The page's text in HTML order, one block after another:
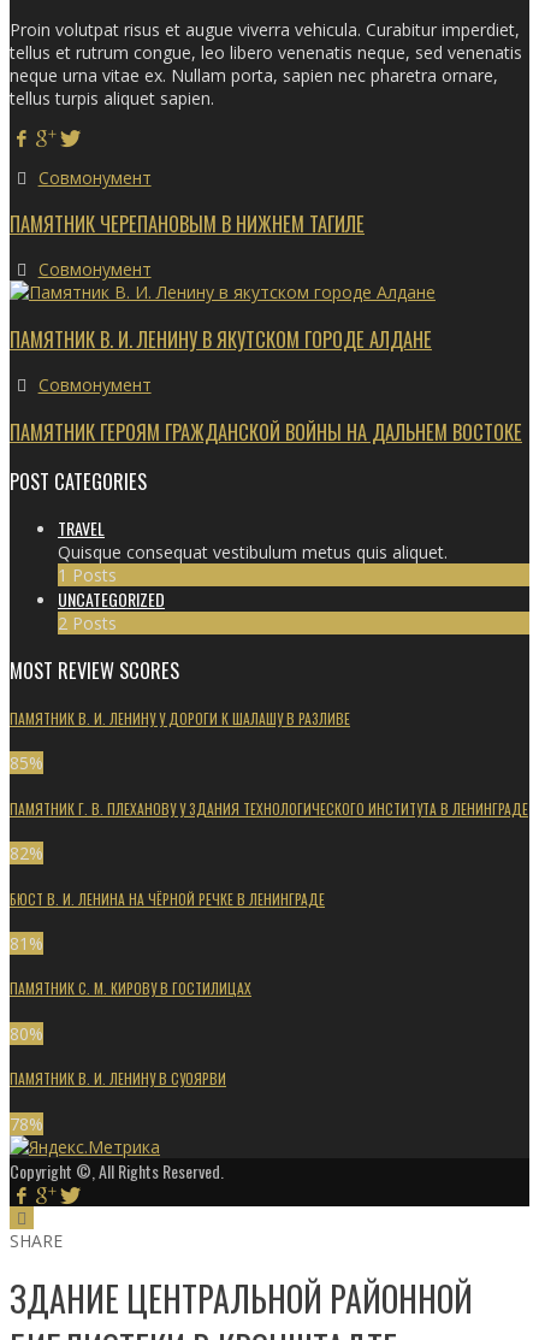
Proin volutpat risus et augue viverra vehicula. Curabitur imperdiet,
tellus et rutrum congue, leo libero venenatis neque, sed venenatis
neque urna vitae ex. Nullam porta, sapien nec pharetra ornare,
tellus turpis aliquet sapien.
Совмонумент
ПАМЯТНИК ЧЕРЕПАНОВЫМ В НИЖНЕМ ТАГИЛЕ
Совмонумент
ПАМЯТНИК В. И. ЛЕНИНУ В ЯКУТСКОМ ГОРОДЕ АЛДАНЕ
Совмонумент
ПАМЯТНИК ГЕРОЯМ ГРАЖДАНСКОЙ ВОЙНЫ НА ДАЛЬНЕМ ВОСТОКЕ
POST CATEGORIES
TRAVEL
Quisque consequat vestibulum metus quis aliquet.
1 Posts
UNCATEGORIZED
2 Posts
MOST REVIEW SCORES
ПАМЯТНИК В. И. ЛЕНИНУ У ДОРОГИ К ШАЛАШУ В РАЗЛИВЕ
85%
ПАМЯТНИК Г. В. ПЛЕХАНОВУ У ЗДАНИЯ ТЕХНОЛОГИЧЕСКОГО ИНСТИТУТА В ЛЕНИНГРАДЕ
82%
БЮСТ В. И. ЛЕНИНА НА ЧЁРНОЙ РЕЧКЕ В ЛЕНИНГРАДЕ
81 %
ПАМЯТНИК С. М. КИРОВУ В ГОСТИЛИЦАХ
80%
ПАМЯТНИК В. И. ЛЕНИНУ В СУОЯРВИ
78%
Copyright ©, All Rights Reserved.
SHARE
ЗДАНИЕ ЦЕНТРАЛЬНОЙ РАЙОННОЙ